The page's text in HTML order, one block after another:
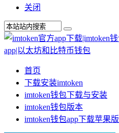
关闭
首页
下载安装imtoken
imtoken钱包下载与安装
imtoken钱包版本
imtoken钱包app下载苹果版